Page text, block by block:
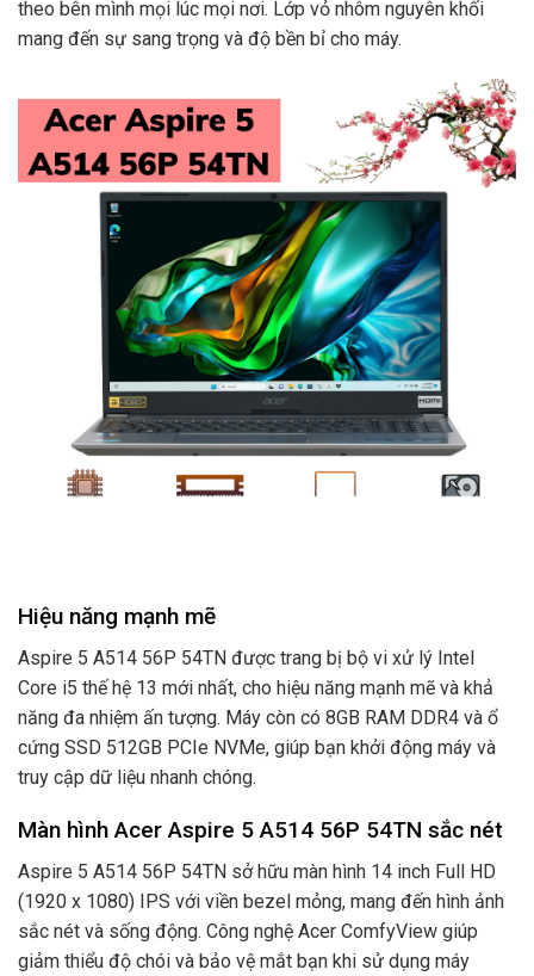
theo bên mình mọi lúc mọi nơi. Lớp vỏ nhôm nguyên khối
mang đến sự sang trọng và độ bền bỉ cho máy.
Hiệu năng mạnh mẽ
Aspire 5 A514 56P 54TN được trang bị bộ vi xử lý Intel
Core i5 thế hệ 13 mới nhất, cho hiệu năng mạnh mẽ và khả
năng đa nhiệm ấn tượng. Máy còn có 8GB RAM DDR4 và ổ
cứng SSD 512GB PCIe NVMe, giúp bạn khởi động máy và
truy cập dữ liệu nhanh chóng.
Màn hình Acer Aspire 5 A514 56P 54TN sắc nét
Aspire 5 A514 56P 54TN sở hữu màn hình 14 inch Full HD
(1920 x 1080) IPS với viền bezel mỏng, mang đến hình ảnh
sắc nét và sống động. Công nghệ Acer ComfyView giúp
giảm thiểu độ chói và bảo vệ mắt bạn khi sử dụng máy